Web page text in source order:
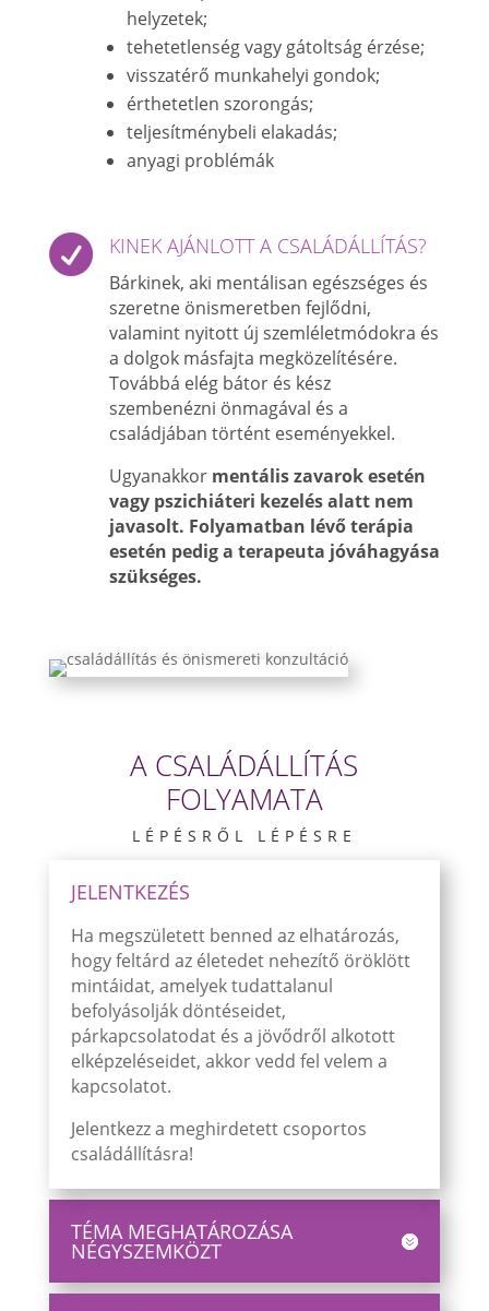
helyzetek;
tehetetlenség vagy gátoltság érzése;
visszatérő munkahelyi gondok;
érthetetlen szorongás;
teljesítménybeli elakadás;
anyagi problémák
 KINEK AJÁNLOTT A CSALÁDÁLLÍTÁS?
Bárkinek, aki mentálisan egészséges és
szeretne önismeretben fejlődni,
valamint nyitott új szemléletmódokra és
a dolgok másfajta megközelítésére.
Továbbá elég bátor és kész
szembenézni önmagával és a
családjában történt eseményekkel.
Ugyanakkor mentális zavarok esetén
vagy pszichiáteri kezelés alatt nem
javasolt. Folyamatban lévő terápia
esetén pedig a terapeuta jóváhagyása
szükséges.
A CSALÁDÁLLÍTÁS
FOLYAMATA
LÉPÉSRŐL LÉPÉSRE
JELENTKEZÉS
Ha megszületett benned az elhatározás,
hogy feltárd az életedet nehezítő öröklött
mintáidat, amelyek tudattalanul
befolyásolják döntéseidet,
párkapcsolatodat és a jövődről alkotott
elképzeléseidet, akkor vedd fel velem a
kapcsolatot.
Jelentkezz a meghirdetett csoportos
családállításra!
TÉMA MEGHATÁROZÁSA
NÉGYSZEMKÖZT